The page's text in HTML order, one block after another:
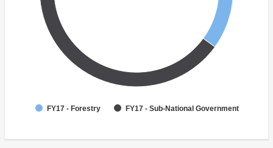
FY17 - Forestry FY17 - Sub-National Government